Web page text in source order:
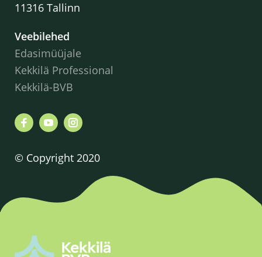
11316 Tallinn
Veebilehed
Edasimüüjale
Kekkilä Professional
Kekkilä-BVB
© Copyright 2020